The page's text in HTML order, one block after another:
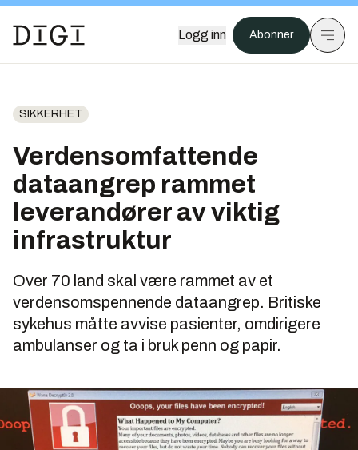
Logg inn Abonner
SIKKERHET
Verdensomfattende
dataangrep rammet
leverandører av viktig
infrastruktur
Over 70 land skal være rammet av et
verdensomspennende dataangrep. Britiske
sykehus måtte avvise pasienter, omdirigere
ambulanser og ta i bruk penn og papir.